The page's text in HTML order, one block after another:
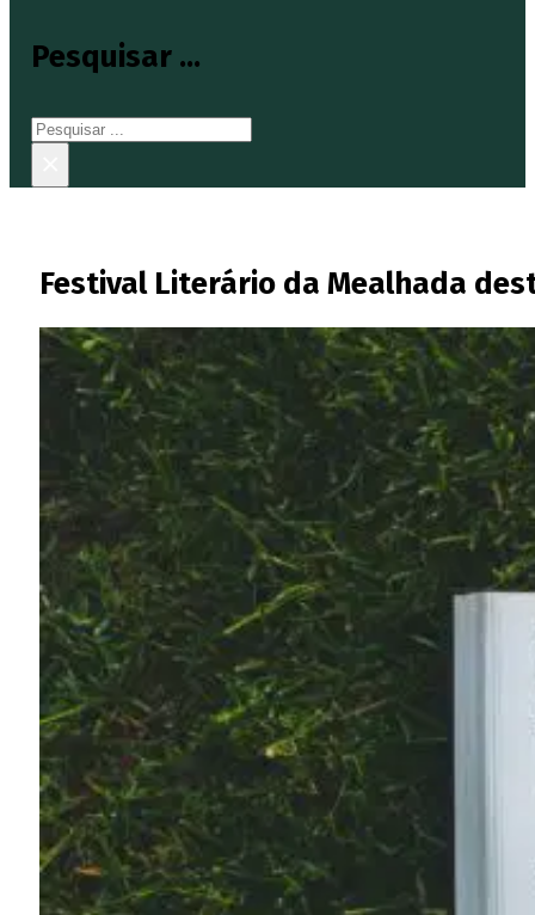
Pesquisar ...
Pesquisar
Festival Literário da Mealhada